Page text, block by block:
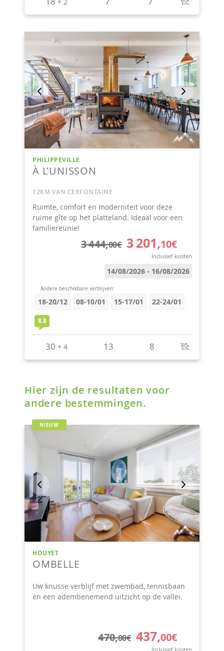
Hier zijn de resultaten voor
andere bestemmingen.